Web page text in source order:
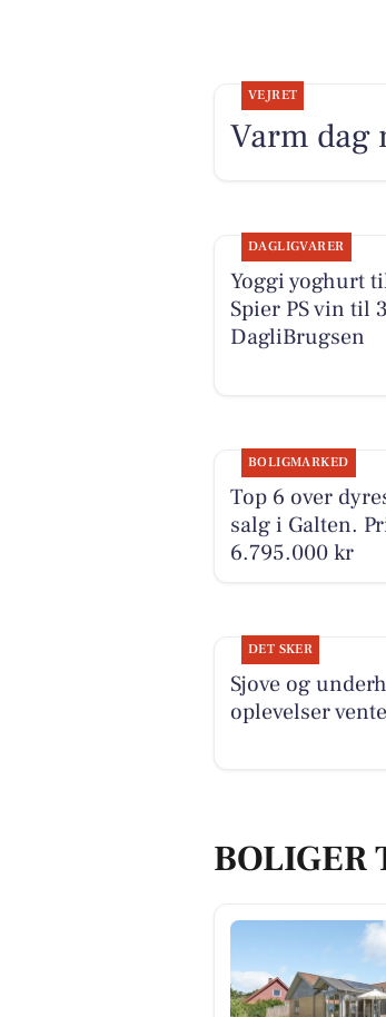
VEJRET
Varm dag
DAGLIGVARER
Yoggi yoghurt
Spier PS vin til
DagliBrugsen
BOLIGMARKED
Top 6 over
salg i Galten.
6.795.000 kr
DET SKER
Sjove og
oplevelser
BOLIGER